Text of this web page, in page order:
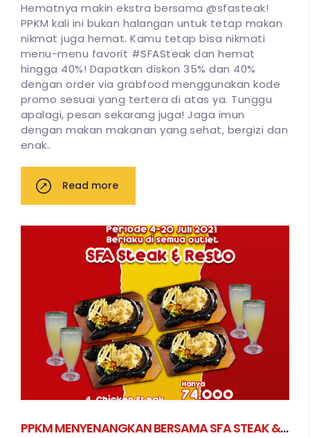
Hematnya makin ekstra bersama @sfasteak!
PPKM kali ini bukan halangan untuk tetap makan
nikmat juga hemat. Kamu tetap bisa nikmati
menu-menu favorit #SFASteak dan hemat
hingga 40%! Dapatkan diskon 35% dan 40%
dengan order via grabfood menggunakan kode
promo sesuai yang tertera di atas ya. Tunggu
apalagi, pesan sekarang juga! Jaga imun
dengan makan makanan yang sehat, bergizi dan
enak..
Read more
PPKM MENYENANGKAN BERSAMA SFA STEAK &